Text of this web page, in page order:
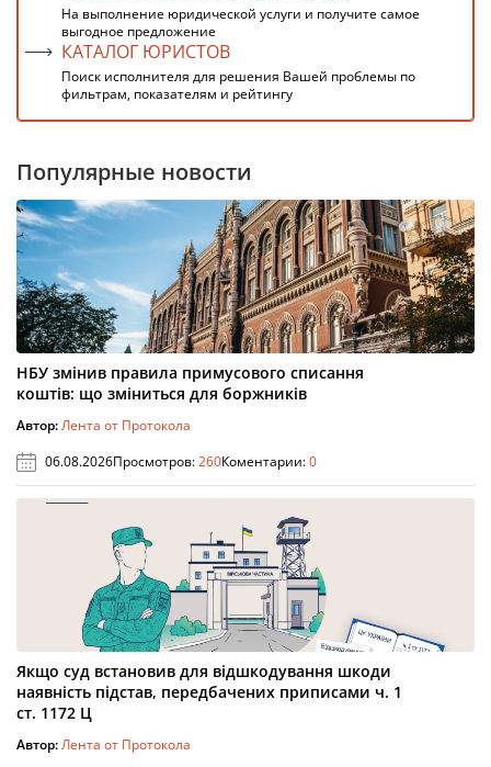
На выполнение юридической услуги и получите самое
выгодное предложение
КАТАЛОГ ЮРИСТОВ
Поиск исполнителя для решения Вашей проблемы по
фильтрам, показателям и рейтингу
Популярные новости
НБУ змінив правила примусового списання
коштів: що зміниться для боржників
Автор:Лента от Протокола
06.08.2026Просмотров:260Коментарии:0
Якщо суд встановив для відшкодування шкоди
наявність підстав, передбачених приписами ч. 1
ст. 1172 Ц
Автор:Лента от Протокола